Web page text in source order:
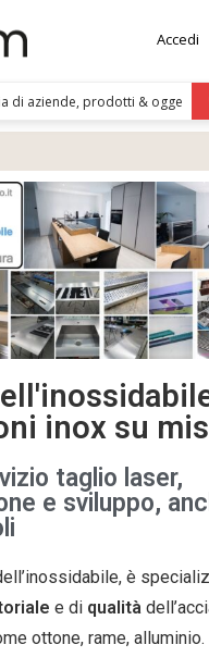
Accedi
inox su
taglio laser,
e sviluppo,
è
e di qualità
ottone, rame, alluminio.